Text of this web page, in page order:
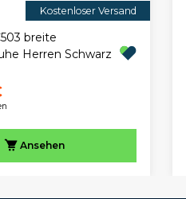
Kostenloser Versand
breite
Herren Schwarz
Ansehen